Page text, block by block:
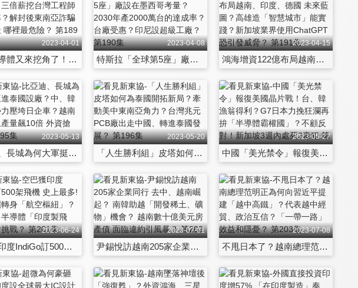
2023-04-01
中國半導體又來挖角了！三倍薪挖台灣工程師成功機率？解封後東南亞詐騙重起爐灶 哪裡最危險？ 第189集
2023-04-08
特斯拉「全球第5座」廠設在墨西哥考量？2030年產2000萬台的達成率？台廠受惠？印尼設超級工廠？ 第190集
2023-04-15
鴻海增資122億布局越南、印度、德國 未來藍圖？高雄造「智慧城市」能實踐？新加坡業界使用ChatGPT恐引發威脅？ 第191集
2023-05-13
比亞迪、長城為何大軍挺進泰國設廠？中、韓電動車勢力壓垮日企車？越南戰略稀土產量飆10倍 外資搶食？ 第195集
2023-05-20
「人生勝利組」皮塔如何為泰國開拓新局？牽動美中東南亞角力？台灣兆元PCB廠出走中國、轉進泰國發展？ 第196集
2023-05-27
中國「美光禁令」報復美國晶片戰！台、韓漁翁得利？G7日本力挽狂瀾再拚「半導體霸權國」？不顧反對！新加坡3週內處死2毒犯 第197集
2023-06-24
空巴獲印度IndiGo訂500架飛機 史上最多! 印度華麗轉身「航空樞紐」？繼手機、半導體「印度製飛機」機會挑戰？ 第201集
2023-07-01
尹錫悅訪越南205家企業同行 去中、越南崛起？ 南韓助越「開發稀土、礦物」機會？ 越南數十億美元房產債 面臨違約引風暴？ 第202集
2023-07-08
不甩日本了？越南總理范明正為何向習近平提建「越中高鐵」？代表越中經貿、政治互信？「一帶一路」效益和隱憂？ 第203集